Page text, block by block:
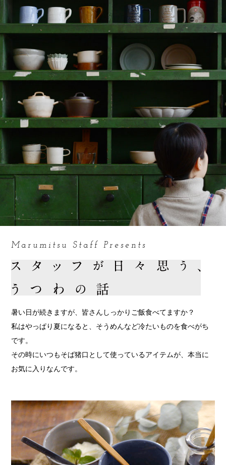
Marumitsu Staff Presents
暑い日が続きますが、皆さんしっかりご飯食べてますか？
私はやっぱり夏になると、そうめんなど冷たいものを食べがち
です。
その時にいつもそば猪口として使っているアイテムが、本当に
お気に入りなんです。